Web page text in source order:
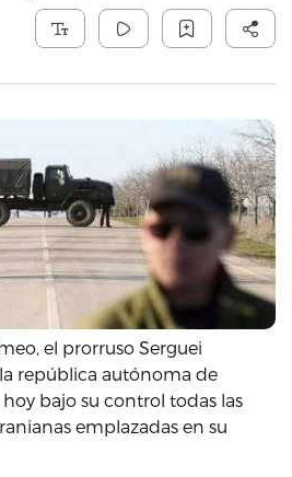
el prorruso Serguei
república autónoma de
bajo su control todas las
emplazadas en su